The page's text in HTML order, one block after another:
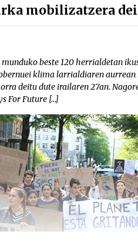
mobilizatzera
beste 120 herrialdetan
klima larrialdiaren
deitu dute irailaren 27an.
For Future […]